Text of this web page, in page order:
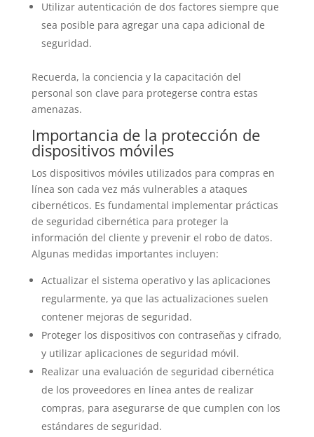
Utilizar autenticación de dos factores siempre que
sea posible para agregar una capa adicional de
seguridad.
Recuerda, la conciencia y la capacitación del
personal son clave para protegerse contra estas
amenazas.
Importancia de la protección de
dispositivos móviles
Los dispositivos móviles utilizados para compras en
línea son cada vez más vulnerables a ataques
cibernéticos. Es fundamental implementar prácticas
de seguridad cibernética para proteger la
información del cliente y prevenir el robo de datos.
Algunas medidas importantes incluyen:
Actualizar el sistema operativo y las aplicaciones
regularmente, ya que las actualizaciones suelen
contener mejoras de seguridad.
Proteger los dispositivos con contraseñas y cifrado,
y utilizar aplicaciones de seguridad móvil.
Realizar una evaluación de seguridad cibernética
de los proveedores en línea antes de realizar
compras, para asegurarse de que cumplen con los
estándares de seguridad.